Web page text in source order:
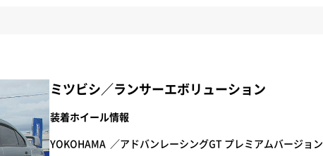
ミツビシ／ランサーエボリューション
装着ホイール情報
YOKOHAMA ／アドバンレーシングGT プレミアムバージョン